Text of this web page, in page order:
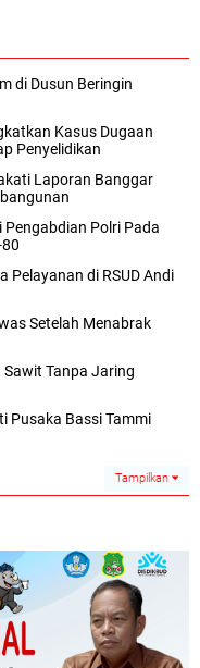
di Dusun Beringin
Kasus Dugaan
Penyelidikan
Laporan Banggar
Pengabdian Polri Pada
Pelayanan di RSUD Andi
Setelah Menabrak
Tanpa Jaring
Pusaka Bassi Tammi
Tampilkan